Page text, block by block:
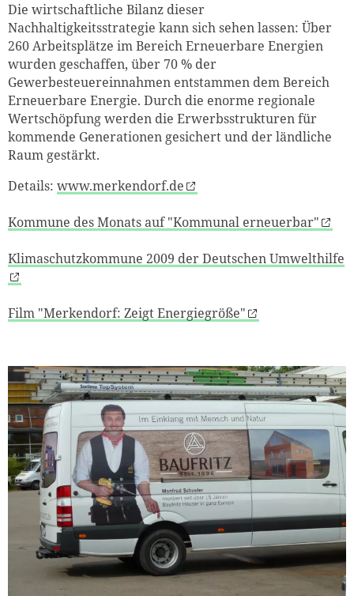
Die wirtschaftliche Bilanz dieser
Nachhaltigkeitsstrategie kann sich sehen lassen: Über
260 Arbeitsplätze im Bereich Erneuerbare Energien
wurden geschaffen, über 70 % der
Gewerbesteuereinnahmen entstammen dem Bereich
Erneuerbare Energie. Durch die enorme regionale
Wertschöpfung werden die Erwerbsstrukturen für
kommende Generationen gesichert und der ländliche
Raum gestärkt.
Details: www.merkendorf.de
Kommune des Monats auf "Kommunal erneuerbar"
Klimaschutzkommune 2009 der Deutschen Umwelthilfe
Film "Merkendorf: Zeigt Energiegröße"